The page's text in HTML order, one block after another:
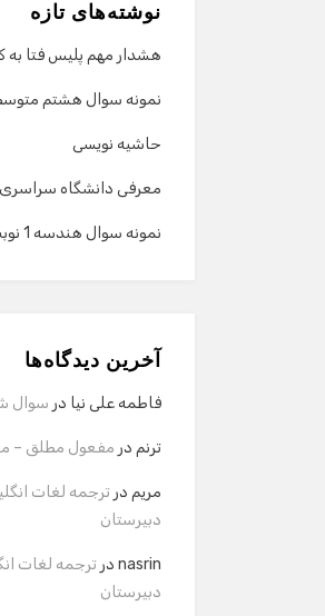
نوشته‌های تازه
هشدار مهم پلیس فتا به
نمونه سوال هشتم
حاشیه نویسی
معرفی دانشگاه سراسری
نمونه سوال هندسه 1 نوبت اول دی 93
آخرین دیدگاه‌ها
فاطمه علی نیا در سوال
ترنم در مفعول مطلق –
مریم در ترجمه لغات
دبیرستان
nasrin در ترجمه لغات
دبیرستان